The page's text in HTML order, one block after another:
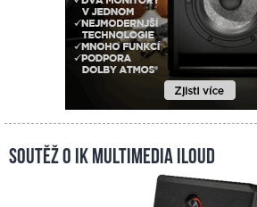
Soutěž o IK Multimedia iLoud